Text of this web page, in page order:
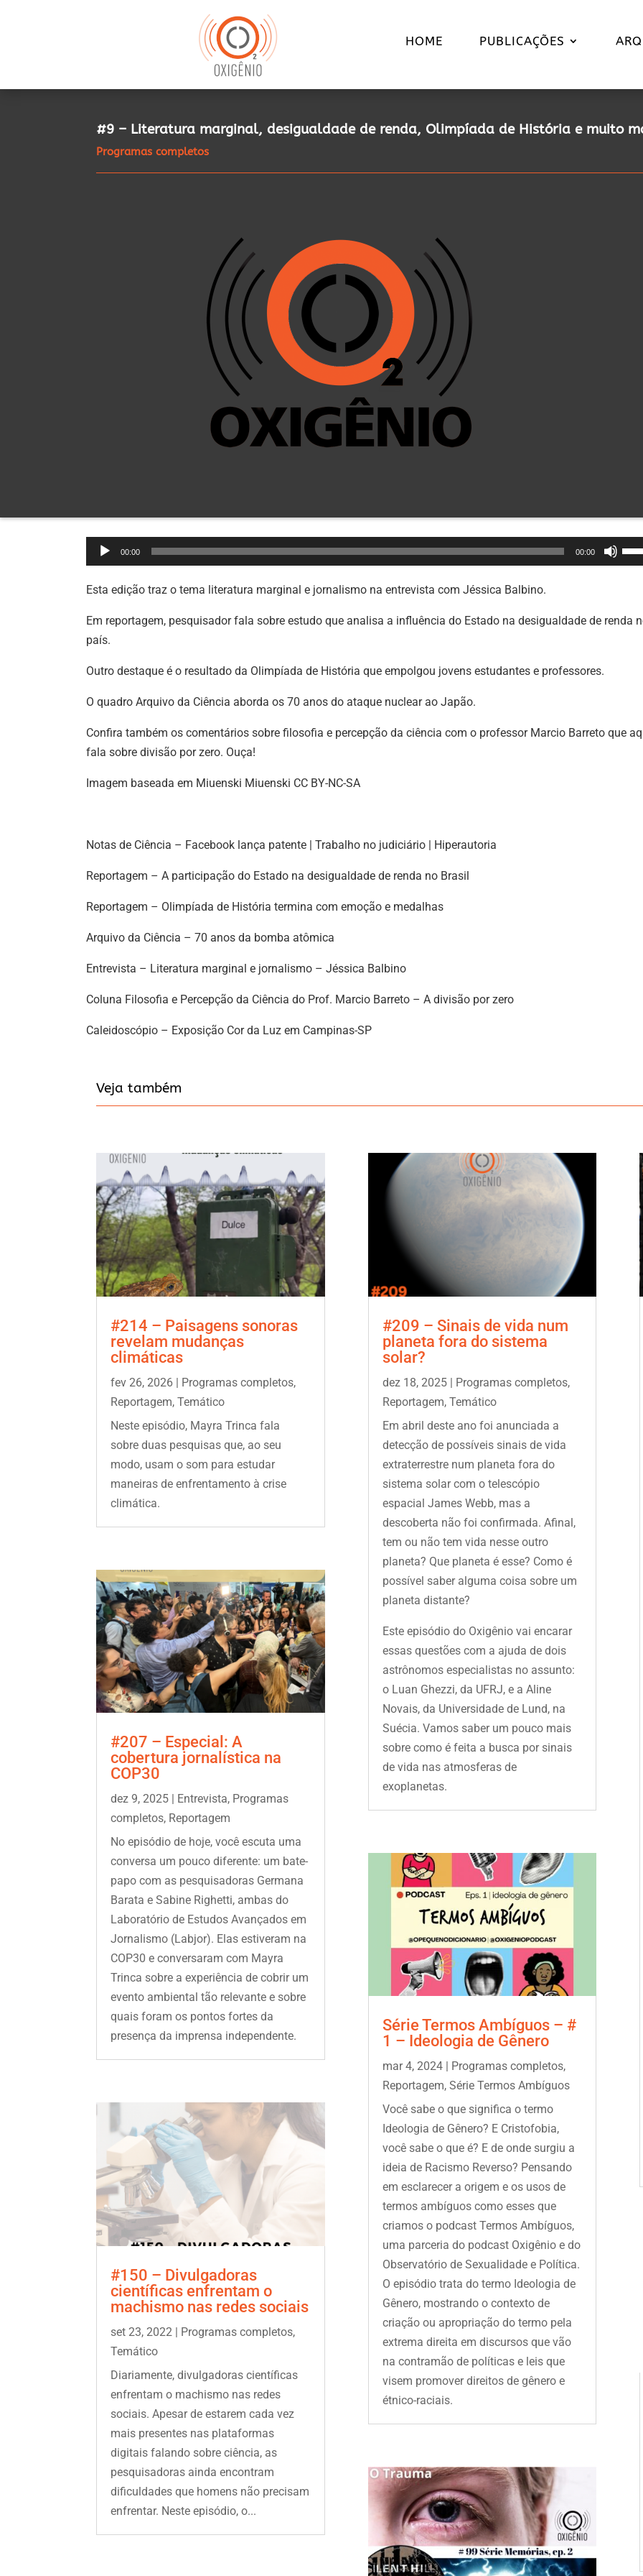
HOME PUBLICAÇÕES
#9 – Literatura marginal, desigualdade de renda, Olimpíada de História e muito
Programas completos
Tocador
de
áudio
00:00 00:00
Use
as
ou
Esta edição traz o tema literatura marginal e jornalismo na entrevista com Jéssica Balbino.
Em reportagem, pesquisador fala sobre estudo que analisa a influência do Estado na desigualdade de renda
país.
Outro destaque é o resultado da Olimpíada de História que empolgou jovens estudantes e professores.
O quadro Arquivo da Ciência aborda os 70 anos do ataque nuclear ao Japão.
Confira também os comentários sobre filosofia e percepção da ciência com o professor Marcio Barreto que
fala sobre divisão por zero. Ouça!
Imagem baseada em Miuenski Miuenski CC BY-NC-SA
Notas de Ciência – Facebook lança patente | Trabalho no judiciário | Hiperautoria
Reportagem – A participação do Estado na desigualdade de renda no Brasil
Reportagem – Olimpíada de História termina com emoção e medalhas
Arquivo da Ciência – 70 anos da bomba atômica
Entrevista – Literatura marginal e jornalismo – Jéssica Balbino
Coluna Filosofia e Percepção da Ciência do Prof. Marcio Barreto – A divisão por zero
Caleidoscópio – Exposição Cor da Luz em Campinas-SP
Veja também
#214 – Paisagens sonoras
revelam mudanças
climáticas
fev 26, 2026 | Programas completos,
Reportagem,Temático
Neste episódio, Mayra Trinca fala
sobre duas pesquisas que, ao seu
modo, usam o som para estudar
maneiras de enfrentamento à crise
climática.
#207 – Especial: A
cobertura jornalística na
COP30
dez 9, 2025 | Entrevista, Programas
completos, Reportagem
No episódio de hoje, você escuta uma
conversa um pouco diferente: um bate-
papo com as pesquisadoras Germana
Barata e Sabine Righetti, ambas do
Laboratório de Estudos Avançados em
Jornalismo (Labjor). Elas estiveram na
COP30 e conversaram com Mayra
Trinca sobre a experiência de cobrir um
evento ambiental tão relevante e sobre
quais foram os pontos fortes da
presença da imprensa independente.
#150 – Divulgadoras
científicas enfrentam o
machismo nas redes sociais
set 23, 2022 | Programas completos,
Temático
Diariamente, divulgadoras científicas
enfrentam o machismo nas redes
sociais. Apesar de estarem cada vez
mais presentes nas plataformas
digitais falando sobre ciência, as
pesquisadoras ainda encontram
dificuldades que homens não precisam
enfrentar. Neste episódio, o...
#209 – Sinais de vida num
planeta fora do sistema
solar?
dez 18, 2025| Programas completos,
Reportagem, Temático
Em abril deste ano foi anunciada a
detecção de possíveis sinais de vida
extraterrestre num planeta fora do
sistema solar com o telescópio
espacial James Webb, mas a
descoberta não foi confirmada. Afinal,
tem ou não tem vida nesse outro
planeta? Que planeta é esse? Como é
possível saber alguma coisa sobre um
planeta distante?
Este episódio do Oxigênio vai encarar
essas questões com a ajuda de dois
astrônomos especialistas no assunto:
o Luan Ghezzi, da UFRJ, e a Aline
Novais, da Universidade de Lund, na
Suécia. Vamos saber um pouco mais
sobre como é feita a busca por sinais
de vida nas atmosferas de
exoplanetas.
Série Termos Ambíguos – #
1 – Ideologia de Gênero
mar 4, 2024| Programas completos,
Reportagem, Série Termos Ambíguos
Você sabe o que significa o termo
Ideologia de Gênero? E Cristofobia,
você sabe o que é? E de onde surgiu a
ideia de Racismo Reverso? Pensando
em esclarecer a origem e os usos de
termos ambíguos como esses que
criamos o podcast Termos Ambíguos,
uma parceria do podcast Oxigênio e do
Observatório de Sexualidade e Política.
O episódio trata do termo Ideologia de
Gênero, mostrando o contexto de
criação ou apropriação do termo pela
extrema direita em discursos que vão
na contramão de políticas e leis que
visem promover direitos de gênero e
étnico-raciais.